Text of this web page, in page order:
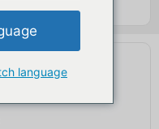
language